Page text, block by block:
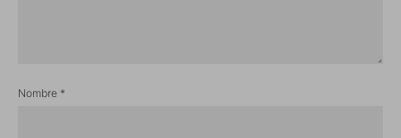
Nombre *